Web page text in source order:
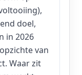
doel,
in 2026
van
Waar zit